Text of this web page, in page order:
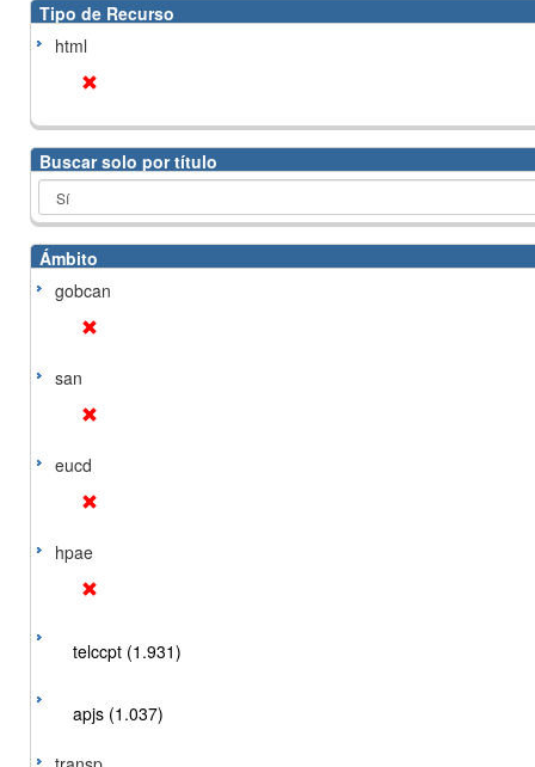
Tipo de Recurso
html
Buscar solo por título
Ámbito
gobcan
san
eucd
hpae
telccpt (1.931)
apjs (1.037)